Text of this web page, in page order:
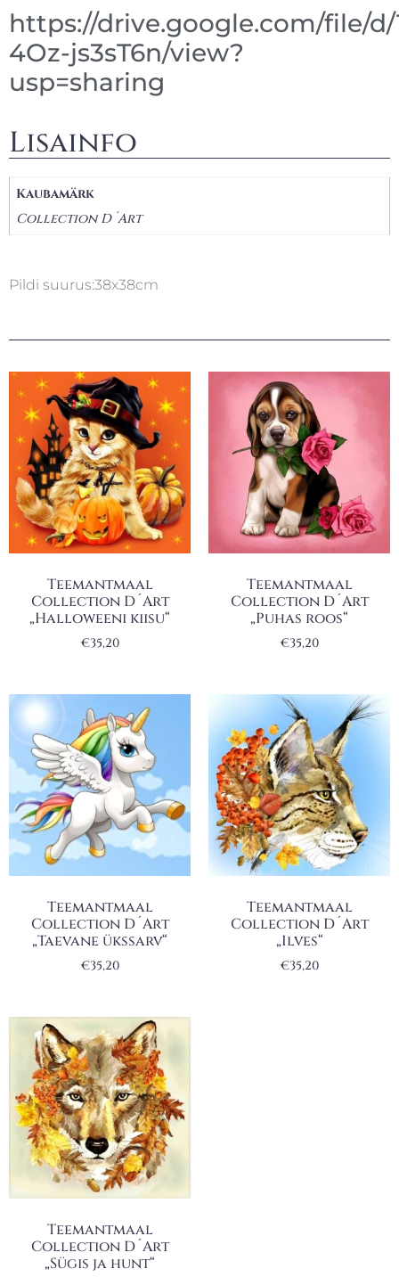
https://drive.google.com/file/d/
4Oz-js3sT6n/view?
usp=sharing
Lisainfo
Kaubamärk
Collection D´Art
Pildi suurus:38x38cm
Teemantmaal
Collection D´Art
„Halloweeni kiisu“
€35,20
Teemantmaal
Collection D´Art
„Puhas roos“
€35,20
Teemantmaal
Collection D´Art
„Taevane ükssarv“
€35,20
Teemantmaal
Collection D´Art
„Ilves“
€35,20
Teemantmaal
Collection D´Art
„Sügis ja hunt“